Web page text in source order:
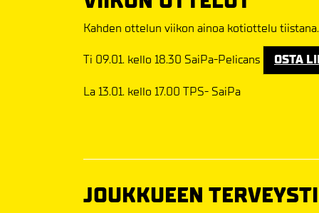
Kahden ottelun viikon ainoa kotiottelu tiistana.
Ti 09.01. kello 18.30 SaiPa-Pelicans OSTA
La 13.01. kello 17.00 TPS- SaiPa
JOUKKUEEN